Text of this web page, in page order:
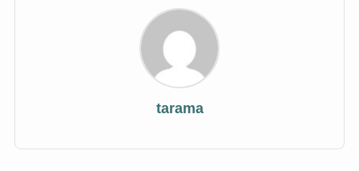
tarama